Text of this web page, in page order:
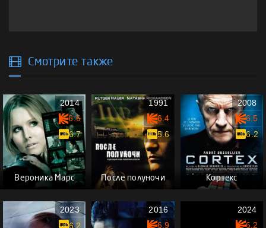
Смотрите также
Вероника Марс
2014
6.6
6.7
После полуночи
1991
6.4
5.6
Кортекс
2008
6.5
6.2
2023
6.2
2016
6.9
2024
6.2